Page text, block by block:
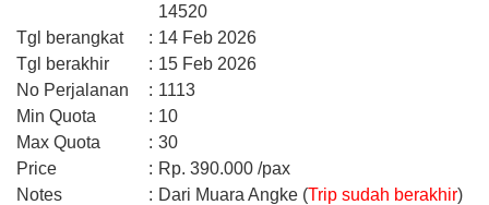
14520
Tgl berangkat
: 14 Feb 2026
Tgl berakhir
: 15 Feb 2026
No Perjalanan
: 1113
Min Quota
: 10
Max Quota
: 30
Price
: Rp. 390.000 /pax
Notes
: Dari Muara Angke (Trip sudah berakhir)